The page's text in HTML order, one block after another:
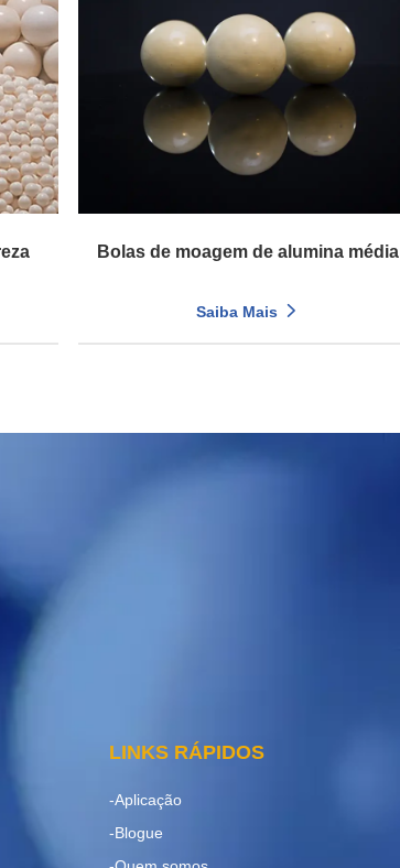
Bolas de moagem de alumina média
Saiba Mais
LINKS RÁPIDOS
-Aplicação
-Blogue